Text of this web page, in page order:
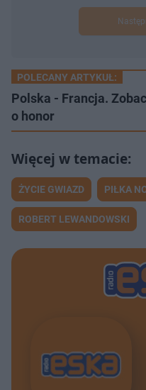
POLECANY ARTYKUŁ:
Polska - Francja.
o honor
ŻYCIE GWIAZD PIŁKA
ROBERT LEWANDOWSKI